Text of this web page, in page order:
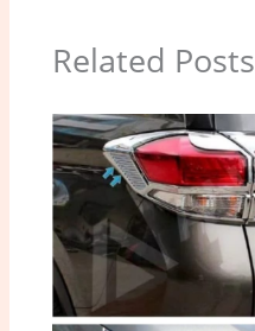
Related Posts